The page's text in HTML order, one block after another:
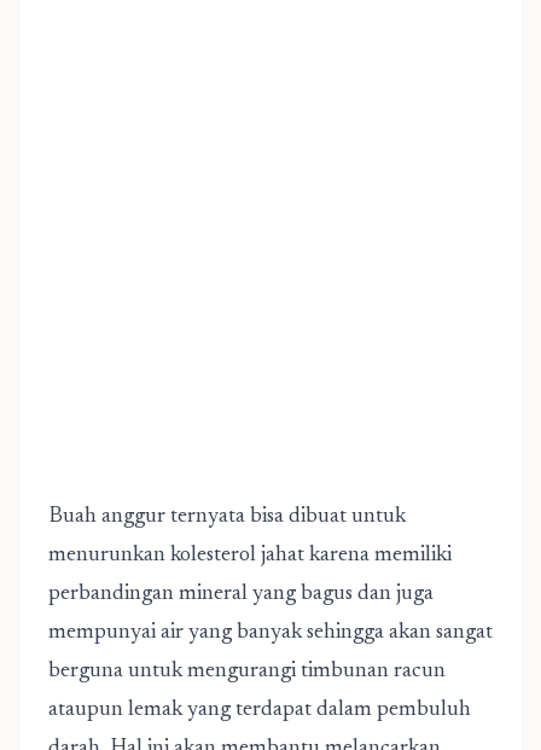
Buah anggur ternyata bisa dibuat untuk
menurunkan kolesterol jahat karena memiliki
perbandingan mineral yang bagus dan juga
mempunyai air yang banyak sehingga akan sangat
berguna untuk mengurangi timbunan racun
ataupun lemak yang terdapat dalam pembuluh